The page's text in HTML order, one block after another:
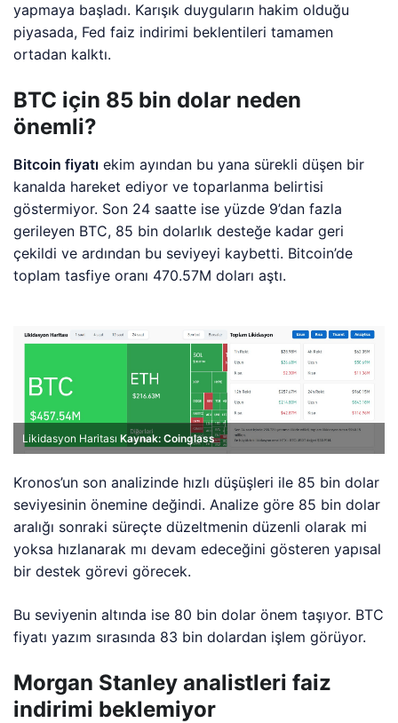
yapmaya başladı. Karışık duyguların hakim olduğu
piyasada, Fed faiz indirimi beklentileri tamamen
ortadan kalktı.
BTC için 85 bin dolar neden
önemli?
Bitcoin fiyatı ekim ayından bu yana sürekli düşen bir
kanalda hareket ediyor ve toparlanma belirtisi
göstermiyor. Son 24 saatte ise yüzde 9’dan fazla
gerileyen BTC, 85 bin dolarlık desteğe kadar geri
çekildi ve ardından bu seviyeyi kaybetti. Bitcoin’de
toplam tasfiye oranı 470.57M doları aştı.
Likidasyon Haritası Kaynak: Coinglass
Kronos’un son analizinde hızlı düşüşleri ile 85 bin dolar
seviyesinin önemine değindi. Analize göre 85 bin dolar
aralığı sonraki süreçte düzeltmenin düzenli olarak mi
yoksa hızlanarak mı devam edeceğini gösteren yapısal
bir destek görevi görecek.
Bu seviyenin altında ise 80 bin dolar önem taşıyor. BTC
fiyatı yazım sırasında 83 bin dolardan işlem görüyor.
Morgan Stanley analistleri faiz
indirimi beklemiyor